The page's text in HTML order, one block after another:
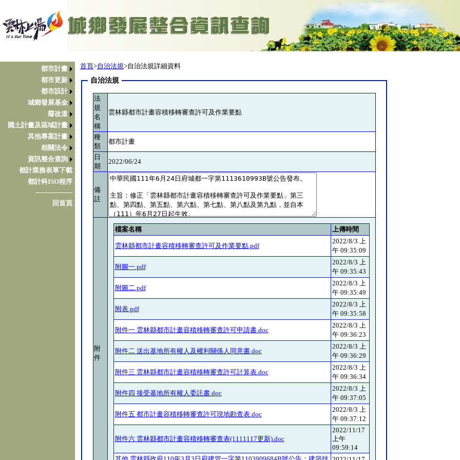
都市計畫
都市更新
都市設計
城鄉發展基金
廢改道
國土計畫及區域計畫
其他專案計畫
相關法令
資訊整合查詢
都計業務表單下載
都計科ISO程序
────────
回首頁
首頁>自治法規>自治法規詳細資料
自治法規
法
規
名
稱
雲林縣都市計畫容積移轉審查許可及作業要點
種
類
都市計畫
日
期
2022/06/24
備
註
附
件
檔案名稱 上傳時間
雲林縣都市計畫容積移轉審查許可及作業要點.pdf
2022/8/3 上
午 09:35:09
附圖一.pdf
2022/8/3 上
午 09:35:43
附圖二.pdf
2022/8/3 上
午 09:35:49
附表.pdf
2022/8/3 上
午 09:35:58
附件一 雲林縣都市計畫容積移轉審查許可申請書.doc
2022/8/3 上
午 09:36:23
附件二 送出基地所有權人及權利關係人同意書.doc
2022/8/3 上
午 09:36:29
附件三 雲林縣都市計畫容積移轉審查許可計算表.doc
2022/8/3 上
午 09:36:34
附件四 接受基地所有權人委託書.doc
2022/8/3 上
午 09:37:05
附件五 都市計畫容積移轉審查許可現地勘查表.doc
2022/8/3 上
午 09:37:12
附件六 雲林縣都市計畫容積移轉審查表(1111117更新).doc
2022/11/17
上午
09:59:14